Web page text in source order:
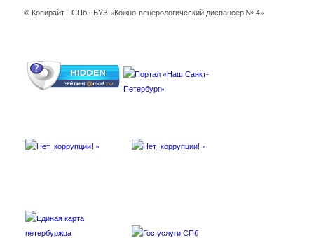
© Копирайт - СПб ГБУЗ «Кожно-венерологический диспансер № 4»